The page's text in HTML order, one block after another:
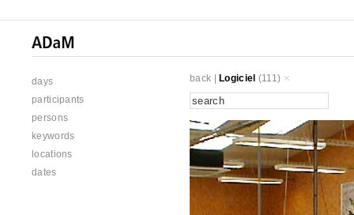
days
participants
persons
keywords
locations
dates
back Logiciel (111)